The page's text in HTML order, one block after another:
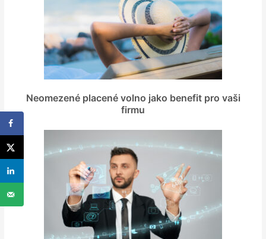
Neomezené placené volno jako benefit pro vaši
firmu